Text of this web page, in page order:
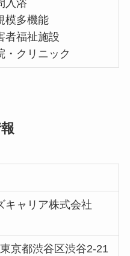
入浴
模多機能
者福祉施設
・クリニック
キャリア株式会社
京都渋谷区渋谷2-21